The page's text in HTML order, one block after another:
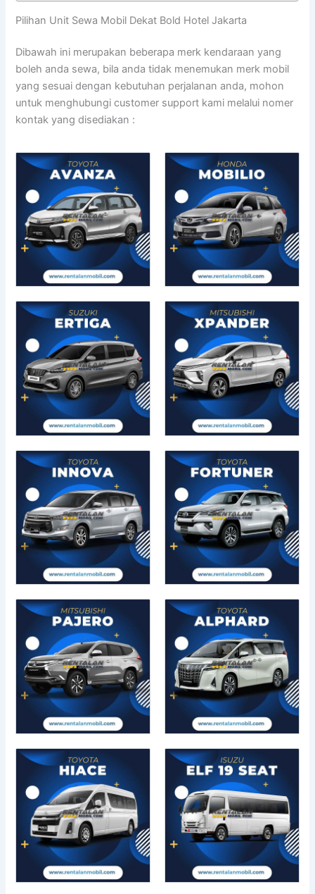
Pilihan Unit Sewa Mobil Dekat Bold Hotel Jakarta
Dibawah ini merupakan beberapa merk kendaraan yang
boleh anda sewa, bila anda tidak menemukan merk mobil
yang sesuai dengan kebutuhan perjalanan anda, mohon
untuk menghubungi customer support kami melalui nomer
kontak yang disediakan :